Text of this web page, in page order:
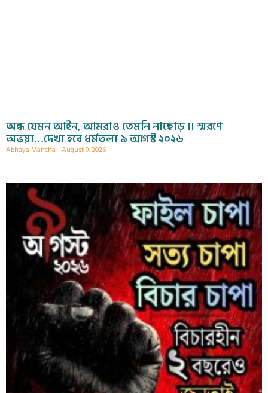
অন্ধ যেমন আইন, আমরাও তেমনি নাছোড় ।। স্মরণে
অভয়া…দেখা হবে ধর্মতলা ৯ আগস্ট ২০২৬
Abhaya Mancha August 9, 2026